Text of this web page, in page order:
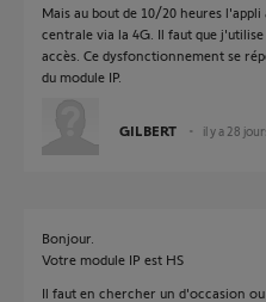
Mais au bout de 10/20 heures
centrale via la 4G. Il faut que
accès. Ce dysfonctionnement se
du module IP.
GILBERT il y a 28
Bonjour.
Votre module IP est HS
Il faut en chercher un d'occasion